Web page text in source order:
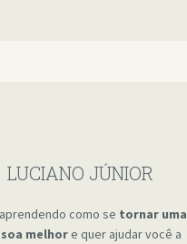
LUCIANO JÚNIOR
como se tornar uma
melhore quer ajudar você a